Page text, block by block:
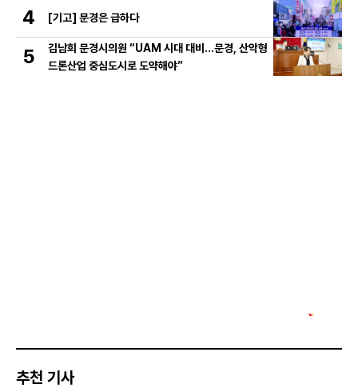
4 [기고] 문경은 급하다
5
김남희 문경시의원 “UAM 시대 대비…문경, 산악형
드론산업 중심도시로 도약해야”
추천 기사